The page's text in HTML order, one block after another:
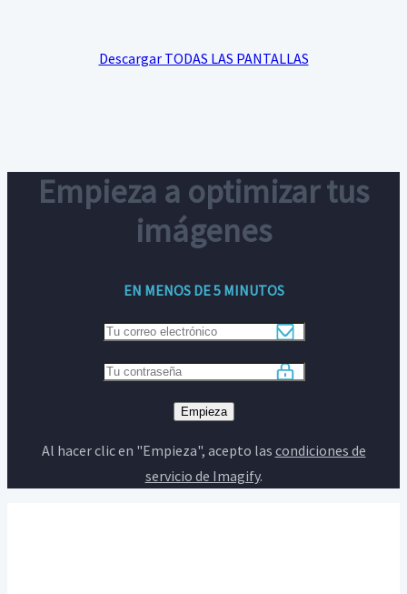
Descargar TODAS LAS PANTALLAS
Empieza a optimizar tus
imágenes
EN MENOS DE 5 MINUTOS
Tu
electrónico
Tu
Empieza
Al hacer clic en "Empieza", acepto las condiciones de
servicio de Imagify.